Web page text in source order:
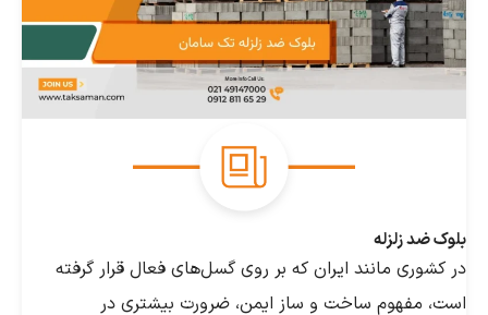
زلزله
مانند ایران که بر روی گسل‌های فعال قرار گرفته
ساخت ‌و ساز ایمن، ضرورت بیشتری در